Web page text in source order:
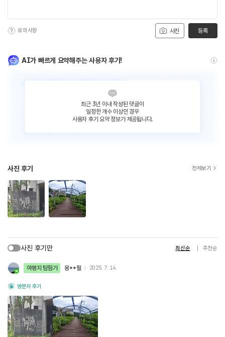
사진
유의사항 등록
AI가 빠르게 요약해주는 사용자 후기!
최근 3년 이내 작성된 댓글이
일정한 개수 이상인 경우
사용자 후기 요약 정보가 제공됩니다.
사진 후기 전체보기
사진 후기만 최신순 추천순
여행지 탐험가 몽**필 2025. 7. 14.
방문자 후기